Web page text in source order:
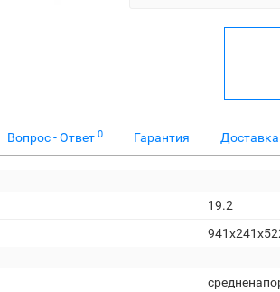
Вопрос - Ответ 0 Гарантия Доставка
19.2